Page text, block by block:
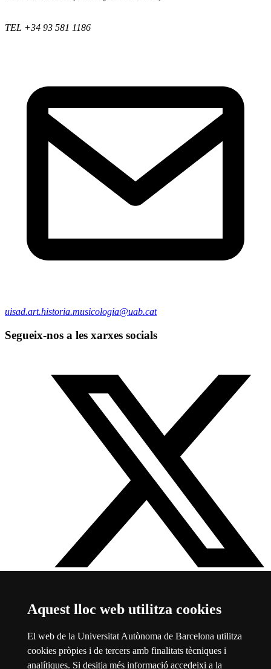
Aquest lloc web utilitza cookies
El web de la Universitat Autònoma de Barcelona utilitza
cookies pròpies i de tercers amb finalitats tècniques i
analítiques. Si desitja més informació accedeixi a la
TEL +34 93 581 1186
uisad.art.historia.musicologia@uab.cat
Segueix-nos a les xarxes socials
una finestra nova
Sobre el web
Universitat Autònoma de Barcelona